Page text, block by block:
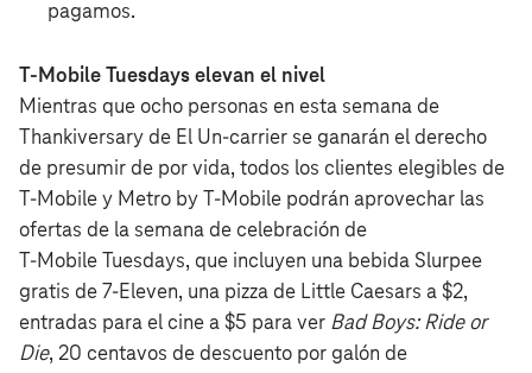
pagamos.
T‑Mobile Tuesdays elevan el nivel
Mientras que ocho personas en esta semana de
Thankiversary de El Un-carrier se ganarán el derecho
de presumir de por vida, todos los clientes elegibles de
T‑Mobile y Metro by T‑Mobile podrán aprovechar las
ofertas de la semana de celebración de
T‑Mobile Tuesdays, que incluyen una bebida Slurpee
gratis de 7-Eleven, una pizza de Little Caesars a $2,
entradas para el cine a $5 para ver Bad Boys: Ride or
Die, 20 centavos de descuento por galón de